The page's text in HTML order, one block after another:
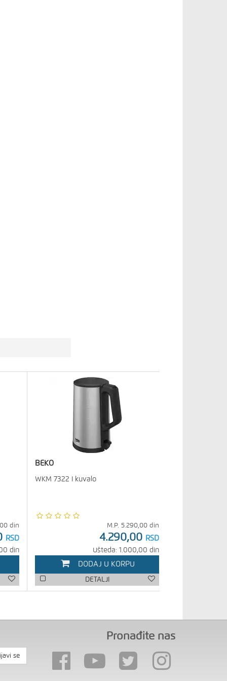
din
RSD
din
BEKO
WKM 7322 I kuvalo
M.P. 5.290,00 din
4.290,00 RSD
Ušteda: 1.000,00 din
DODAJ U KORPU
DETALJI
se
Pronađite nas